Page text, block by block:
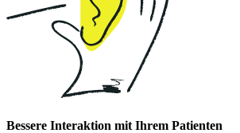
Bessere Interaktion mit Ihrem Patienten